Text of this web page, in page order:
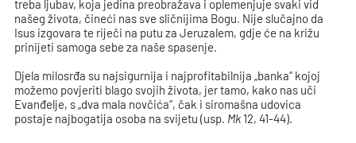
treba ljubav, koja jedina preobražava i oplemenjuje svaki vid
našeg života, čineći nas sve sličnijima Bogu. Nije slučajno da
Isus izgovara te riječi na putu za Jeruzalem, gdje će na križu
prinijeti samoga sebe za naše spasenje.
Djela milosrđa su najsigurnija i najprofitabilnija „banka“ kojoj
možemo povjeriti blago svojih života, jer tamo, kako nas uči
Evanđelje, s „dva mala novčića“, čak i siromašna udovica
postaje najbogatija osoba na svijetu (usp. Mk 12, 41-44).